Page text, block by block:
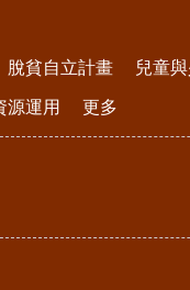
脫貧自立計畫 兒童
源運用 更多